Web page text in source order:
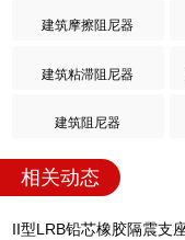
建筑摩擦阻尼器
建筑粘滞阻尼器
建筑阻尼器
相关动态